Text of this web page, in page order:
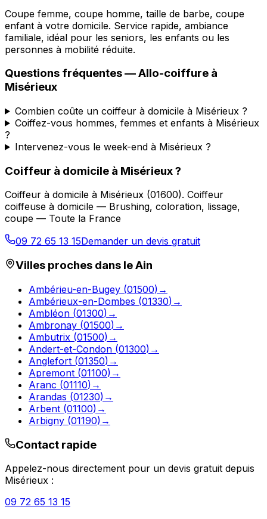
Coupe femme, coupe homme, taille de barbe, coupe
enfant à votre domicile. Service rapide, ambiance
familiale, idéal pour les seniors, les enfants ou les
personnes à mobilité réduite.
Questions fréquentes —Allo-coiffure à
Misérieux
Combien coûte un coiffeur à domicile à Misérieux ?
Coiffez-vous hommes, femmes et enfants à Misérieux
?
Intervenez-vous le week-end à Misérieux ?
Coiffeur à domicile à Misérieux?
Coiffeur à domicile à Misérieux (01600). Coiffeur
coiffeuse à domicile — Brushing, coloration, lissage,
coupe — Toute la France
09 72 65 13 15Demander un devis gratuit
Villes proches dans leAin
Ambérieu-en-Bugey (01500) →
Ambérieux-en-Dombes (01330) →
Ambléon (01300) →
Ambronay (01500) →
Ambutrix (01500) →
Andert-et-Condon (01300) →
Anglefort (01350) →
Apremont (01100) →
Aranc (01110) →
Arandas (01230) →
Arbent (01100) →
Arbigny (01190) →
Contact rapide
Appelez-nous directement pour un devis gratuit depuis
Misérieux :
09 72 65 13 15